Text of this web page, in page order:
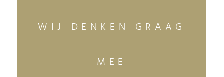
WIJ DENKEN GRAAG
MEE